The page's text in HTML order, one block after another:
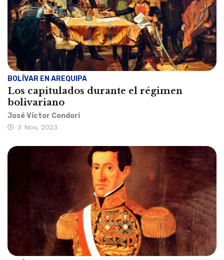
BOLÍVAR EN AREQUIPA
Los capitulados durante el régimen
bolivariano
José Víctor Condori
3 Nov, 2023